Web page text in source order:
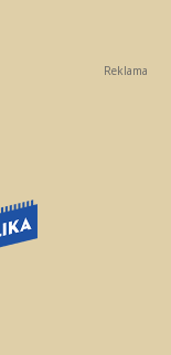
Reklama